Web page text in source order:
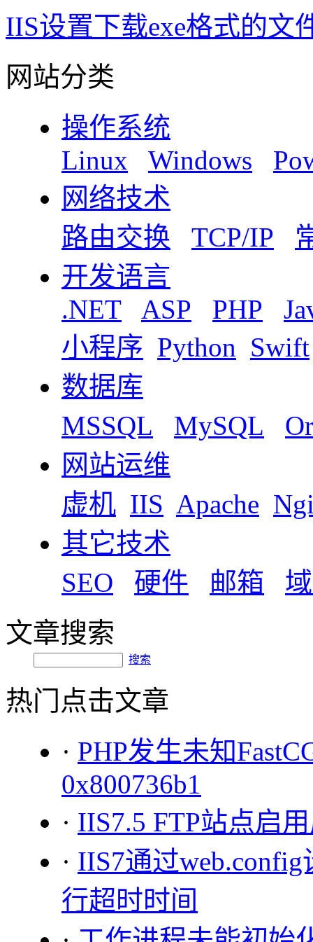
IIS设置下载exe格式的文
网站分类
操作系统
Linux
Windows
网络技术
路由交换
TCP/IP
开发语言
.NET
ASP PHP
小程序 Python Swift
数据库
MSSQL
MySQL
网站运维
虚机 IIS Apache
其它技术
SEO
硬件 邮箱
文章搜索
搜索
热门点击文章
· PHP发生未知
0x800736b1
· IIS7.5 FTP站点启
· IIS7通过
行超时时间